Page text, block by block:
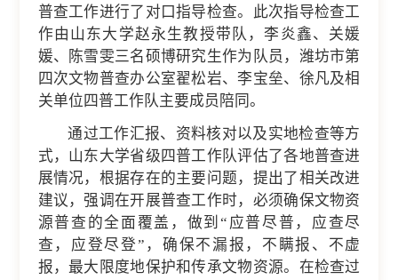
普查工作进行了对口指导检查。此次指导检查工
作由山东大学赵永生教授带队，李炎鑫、关媛
媛、陈雪雯三名硕博研究生作为队员，潍坊市第
四次文物普查办公室翟松岩、李宝垒、徐凡及相
关单位四普工作队主要成员陪同。
通过工作汇报、资料核对以及实地检查等方
式，山东大学省级四普工作队评估了各地普查进
展情况，根据存在的主要问题，提出了相关改进
建议，强调在开展普查工作时，必须确保文物资
源普查的全面覆盖，做到“应普尽普，应查尽
查，应登尽登”，确保不漏报，不瞒报、不虚
报，最大限度地保护和传承文物资源。在检查过